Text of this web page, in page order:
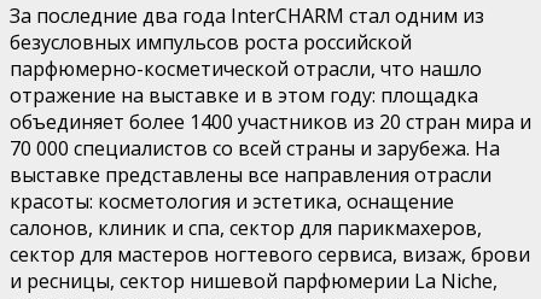
За последние два года InterCHARM стал одним из
безусловных импульсов роста российской
парфюмерно-косметической отрасли, что нашло
отражение на выставке и в этом году: площадка
объединяет более 1400 участников из 20 стран мира и
70 000 специалистов со всей страны и зарубежа. На
выставке представлены все направления отрасли
красоты: косметология и эстетика, оснащение
салонов, клиник и спа, сектор для парикмахеров,
сектор для мастеров ногтевого сервиса, визаж, брови
и ресницы, сектор нишевой парфюмерии La Niche,